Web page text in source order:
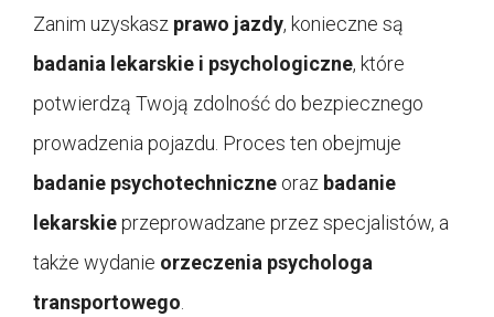
Zanim uzyskasz prawo jazdy, konieczne są
badania lekarskie i psychologiczne, które
potwierdzą Twoją zdolność do bezpiecznego
prowadzenia pojazdu. Proces ten obejmuje
badanie psychotechniczne oraz badanie
lekarskieprzeprowadzane przez specjalistów, a
także wydanie orzeczenia psychologa
transportowego